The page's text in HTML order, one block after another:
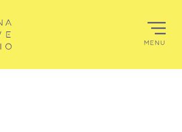
MENU